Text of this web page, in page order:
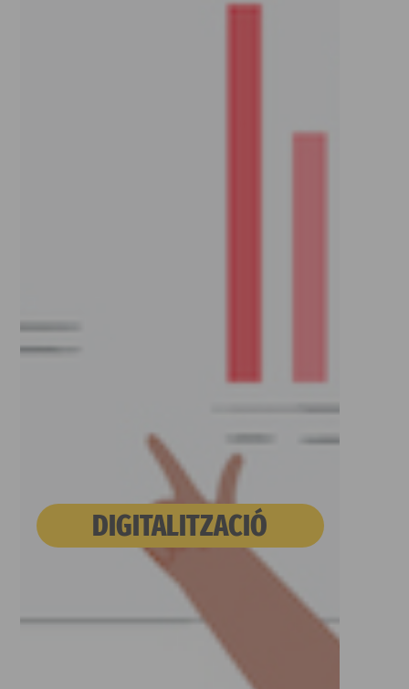
DIGITALITZACIÓ